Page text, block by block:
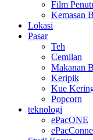
Film
Kemasan
Lokasi
Pasar
Teh
Cemilan
Makanan
Keripik
Kue
Popcorn
teknologi
ePacONE